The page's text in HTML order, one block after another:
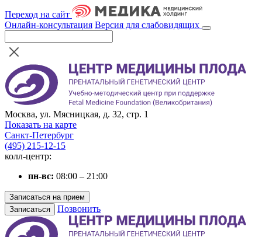
Переход на сайт
Онлайн-консультация Версия для слабовидящих
Москва, ул. Мясницкая, д. 32, стр. 1
Показать на карте
Санкт-Петербург
(495) 215-12-15
колл-центр:
пн-вс: 08:00 – 21:00
Записаться на прием
Записаться
Позвонить